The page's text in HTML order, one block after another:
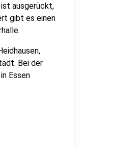
ist ausgerückt,
gibt es einen
Bei der
Essen